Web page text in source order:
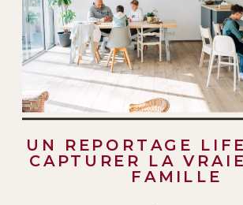
UN REPORTAGE
CAPTURER LA
FAMILLE